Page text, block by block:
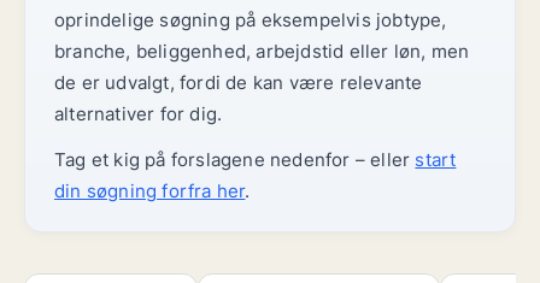
oprindelige søgning på eksempelvis jobtype,
branche, beliggenhed, arbejdstid eller løn, men
de er udvalgt, fordi de kan være relevante
alternativer for dig.
Tag et kig på forslagene nedenfor – eller start
din søgning forfra her.